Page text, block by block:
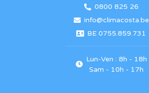
0800 825 26
info@climacosta.be
BE 0755.859.731
Lun-Ven : 8h - 18h
Sam - 10h - 17h